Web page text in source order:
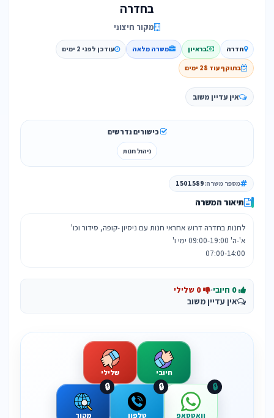
בחדרה
מקור חיצוני
חדרה בראיון משרה מלאה עודכן לפני 2 ימים
בתוקף עוד 28 ימים
אין עדיין משוב
כישורים נדרשים
ניהול חנות
מספר משרה:1501589
תיאור המשרה
07:00-14:00
·
אין עדיין משוב
חיובי שלילי
וואטסאפ
🔒
טלפון
🔒
מקור
🔒